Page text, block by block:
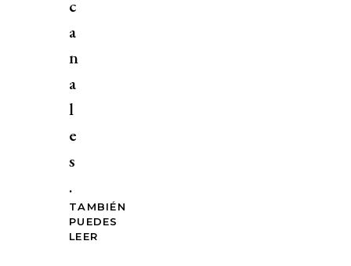
c
a
n
a
l
e
s
.
TAMBIÉN
PUEDES
LEER